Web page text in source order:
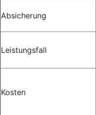
Absicherung
Leistungsfall
Kosten